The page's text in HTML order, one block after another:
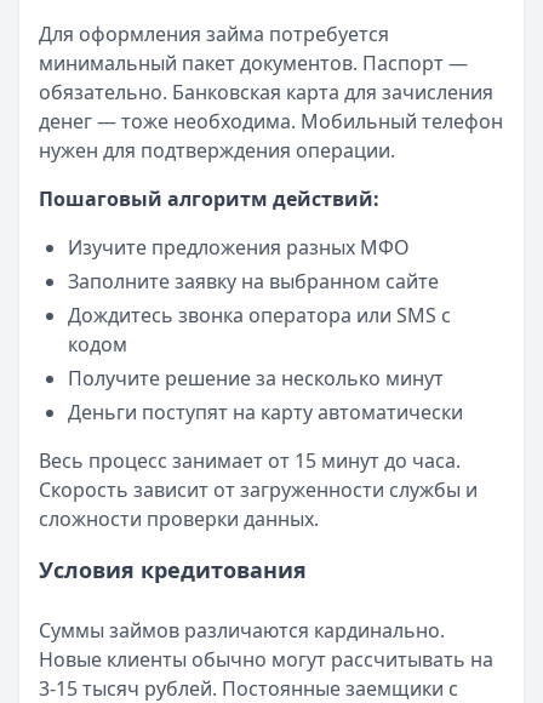
Для оформления займа потребуется
минимальный пакет документов. Паспорт —
обязательно. Банковская карта для зачисления
денег — тоже необходима. Мобильный телефон
нужен для подтверждения операции.
Пошаговый алгоритм действий:
Изучите предложения разных МФО
Заполните заявку на выбранном сайте
Дождитесь звонка оператора или SMS с
кодом
Получите решение за несколько минут
Деньги поступят на карту автоматически
Весь процесс занимает от 15 минут до часа.
Скорость зависит от загруженности службы и
сложности проверки данных.
Условия кредитования
Суммы займов различаются кардинально.
Новые клиенты обычно могут рассчитывать на
3-15 тысяч рублей. Постоянные заемщики с